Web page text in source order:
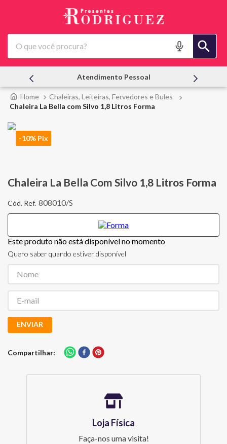
O que você procura?
Atendimento Pessoal
Chaleiras, Leiteiras, Fervedores e Bules
Chaleira La Bella com Silvo 1,8 Litros Forma
-10% Pix
Chaleira La Bella Com Silvo 1,8 Litros Forma
808010/S
Este produto não está disponível no momento
Quero saber quando estiver disponível
ENVIAR
Compartilhar
Loja Física
Faça-nos uma visita!